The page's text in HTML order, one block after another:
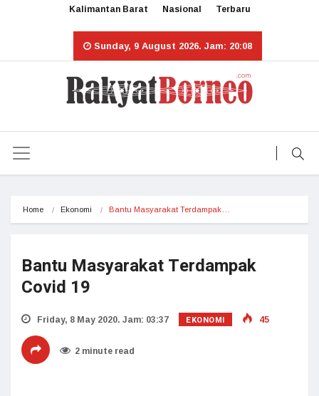
Kalimantan Barat Nasional Terbaru
Sunday, 9 August 2026. Jam: 20:08
Home Ekonomi Bantu Masyarakat Terdampak…
Bantu Masyarakat Terdampak
Covid 19
Friday, 8 May 2020. Jam: 03:37 EKONOMI 45
2 minute read